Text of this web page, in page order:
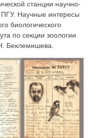
станции научно-
ПГУ. Научные интересы
биологического
по секции зоологии
Беклемишева.